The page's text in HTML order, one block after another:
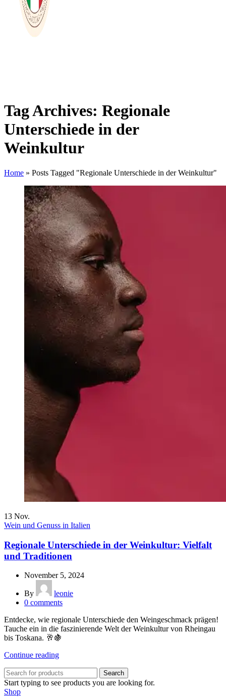
Tag Archives: Regionale
Unterschiede in der
Weinkultur
Home » Posts Tagged "Regionale Unterschiede in der Weinkultur"
13 Nov.
Wein und Genuss in Italien
Regionale Unterschiede in der Weinkultur: Vielfalt
und Traditionen
November 5, 2024
By
leonie
0 comments
Entdecke, wie regionale Unterschiede den Weingeschmack prägen!
Tauche ein in die faszinierende Welt der Weinkultur von Rheingau
bis Toskana. 🥂🍇
Continue reading
Search
Start typing to see products you are looking for.
Shop